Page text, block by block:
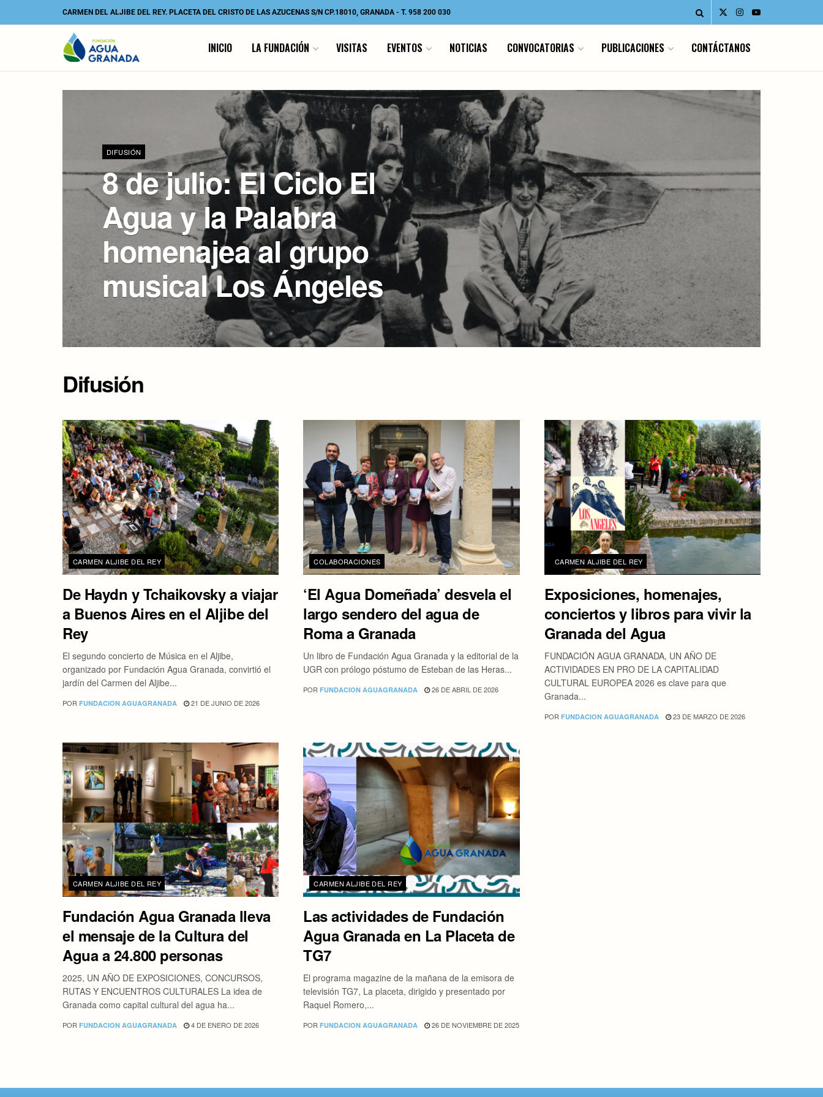
CARMEN DEL ALJIBE DEL REY. PLACETA DEL CRISTO DE LAS AZUCENAS S/N CP.18010, GRANADA - T. 958 200 030
INICIO LA FUNDACIÓN VISITAS EVENTOS NOTICIAS CONVOCATORIAS PUBLICACIONES CONTÁCTANOS
DIFUSIÓN
8 de julio: El Ciclo El
Agua y la Palabra
homenajea al grupo
musical Los Ángeles
Difusión
CARMEN ALJIBE DEL REY
De Haydn y Tchaikovsky a viajar
a Buenos Aires en el Aljibe del
Rey
El segundo concierto de Música en el Aljibe,
organizado por Fundación Agua Granada, convirtió el
jardín del Carmen del Aljibe...
POR FUNDACION AGUAGRANADA 21 DE JUNIO DE 2026
COLABORACIONES
‘El Agua Domeñada’ desvela el
largo sendero del agua de
Roma a Granada
Un libro de Fundación Agua Granada y la editorial de la
UGR con prólogo póstumo de Esteban de las Heras...
POR FUNDACION AGUAGRANADA 26 DE ABRIL DE 2026
CARMEN ALJIBE DEL REY
Exposiciones, homenajes,
conciertos y libros para vivir la
Granada del Agua
FUNDACIÓN AGUA GRANADA, UN AÑO DE
ACTIVIDADES EN PRO DE LA CAPITALIDAD
CULTURAL EUROPEA 2026 es clave para que
Granada...
POR FUNDACION AGUAGRANADA 23 DE MARZO DE 2026
CARMEN ALJIBE DEL REY
Fundación Agua Granada lleva
el mensaje de la Cultura del
Agua a 24.800 personas
2025, UN AÑO DE EXPOSICIONES, CONCURSOS,
RUTAS Y ENCUENTROS CULTURALES La idea de
Granada como capital cultural del agua ha...
POR FUNDACION AGUAGRANADA 4 DE ENERO DE 2026
CARMEN ALJIBE DEL REY
Las actividades de Fundación
Agua Granada en La Placeta de
TG7
El programa magazine de la mañana de la emisora de
televisión TG7, La placeta, dirigido y presentado por
Raquel Romero,...
POR FUNDACION AGUAGRANADA 26 DE NOVIEMBRE DE 2025